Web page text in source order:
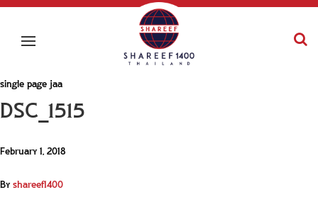
single page jaa
DSC_1515
February 1, 2018
Byshareef1400